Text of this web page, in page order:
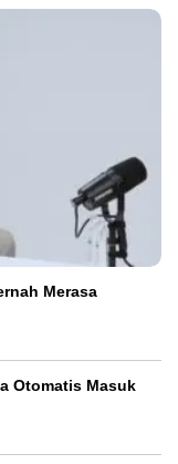
Merasa
Otomatis Masuk